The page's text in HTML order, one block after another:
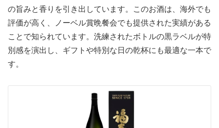
の旨みと香りを引き出しています。このお酒は、海外でも
評価が高く、ノーベル賞晩餐会でも提供された実績がある
ことで知られています。洗練されたボトルの黒ラベルが特
別感を演出し、ギフトや特別な日の乾杯にも最適な一本で
す。